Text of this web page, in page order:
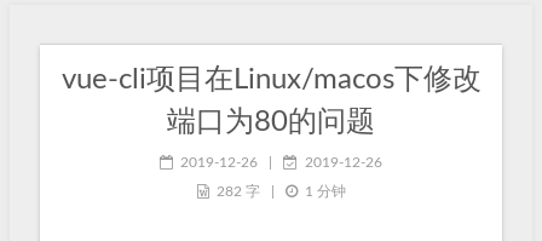
vue-cli项目在Linux/macos下修改
端口为80的问题
2019-12-26
2019-12-26
282 字
1 分钟